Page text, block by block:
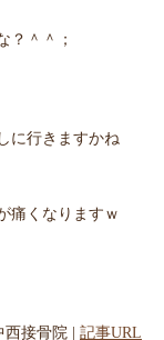
？＾＾；
に行きますかね
痛くなりますｗ
西接骨院 | 記事URL